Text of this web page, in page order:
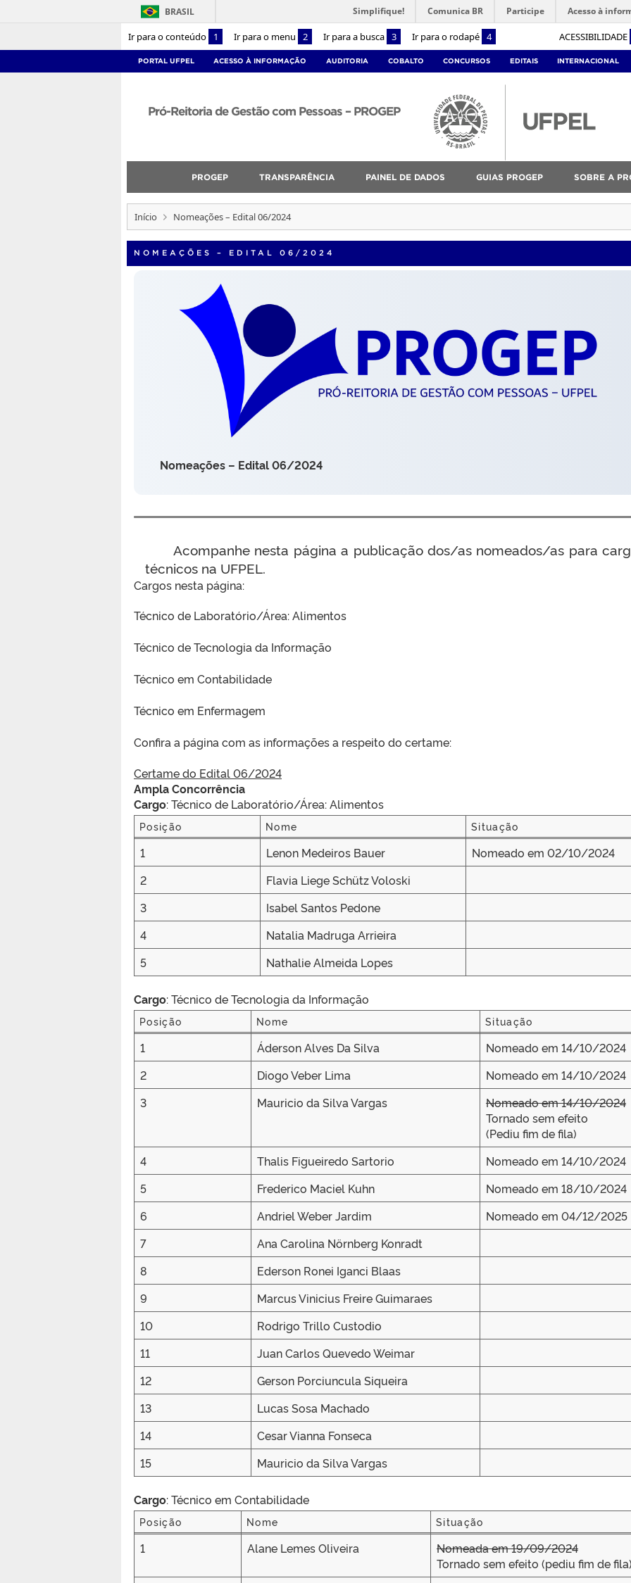
Ir para o conteúdo 1 Ir para o menu 2 Ir para a busca 3 Ir para o rodapé 4 ACESSIBILIDADE
BRASIL Simplifique! Comunica BR Participe Acesso à
PORTAL UFPEL ACESSO À INFORMAÇÃO AUDITORIA COBALTO CONCURSOS EDITAIS INTERNACIONAL
Pró-Reitoria de Gestão com Pessoas – PROGEP
PROGEP TRANSPARÊNCIA PAINEL DE DADOS GUIAS PROGEP SOBRE A
Início Nomeações – Edital 06/2024
NOMEAÇÕES – EDITAL 06/2024
Nomeações – Edital 06/2024
Acompanhe nesta página a publicação dos/as nomeados/as para
técnicos na UFPEL.
Cargos nesta página:
Técnico de Laboratório/Área: Alimentos
Técnico de Tecnologia da Informação
Técnico em Contabilidade
Técnico em Enfermagem
Confira a página com as informações a respeito do certame:
Certame do Edital 06/2024
Ampla Concorrência
Cargo: Técnico de Laboratório/Área: Alimentos
Posição Nome
Situação
1 Lenon Medeiros Bauer
Nomeado em 02/10/2024
2
Flavia Liege Schütz Voloski
3
Isabel Santos Pedone
4
Natalia Madruga Arrieira
5
Nathalie Almeida Lopes
Cargo: Técnico de Tecnologia da Informação
Posição Nome
Situação
Nome
1 Áderson Alves Da Silva
Nomeado em 14/10/2024
2
Diogo Veber Lima
Nomeado em 14/10/2024
3
Mauricio da Silva Vargas
Nomeado em 14/10/2024
Tornado sem efeito
(Pediu fim de fila)
4
Thalis Figueiredo Sartorio
Nomeado em 14/10/2024
5
Frederico Maciel Kuhn
Nomeado em 18/10/2024
6
Andriel Weber Jardim
Nomeado em 04/12/2025
7
Ana Carolina Nörnberg Konradt
8
Ederson Ronei Iganci Blaas
9
Marcus Vinicius Freire Guimaraes
10
Rodrigo Trillo Custodio
11
Juan Carlos Quevedo Weimar
12
Gerson Porciuncula Siqueira
13
Lucas Sosa Machado
14
Cesar Vianna Fonseca
15
Mauricio da Silva Vargas
Cargo: Técnico em Contabilidade
Posição Nome
Situação
1 Alane Lemes Oliveira
Nomeada em 19/09/2024
Tornado sem efeito (pediu fim de